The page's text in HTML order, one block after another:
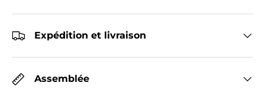
Expédition et livraison
Assemblée